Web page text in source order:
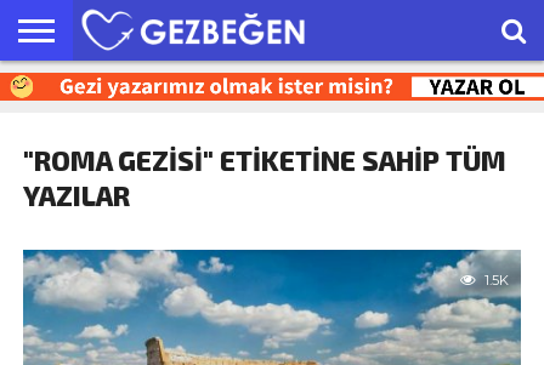
HAKKIMIZDA
EN’LER
GEZI
SEYAHAT
KEŞFET
OTEL
İPUÇLARI
"ROMA GEZISI" ETIKETINE SAHIP TÜM
YAZILAR
1.5K